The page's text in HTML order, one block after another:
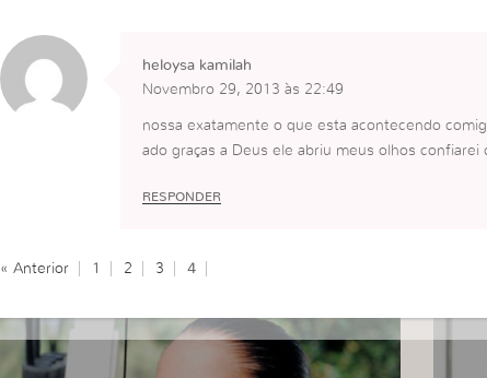
heloysa kamilah
Novembro 29, 2013 às 22:49
nossa exatamente o que esta acontecendo
ado graças a Deus ele abriu meus olhos
RESPONDER
« Anterior 1 2 3 4